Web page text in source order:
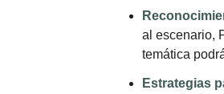
al escenario,
temática
Estrategias